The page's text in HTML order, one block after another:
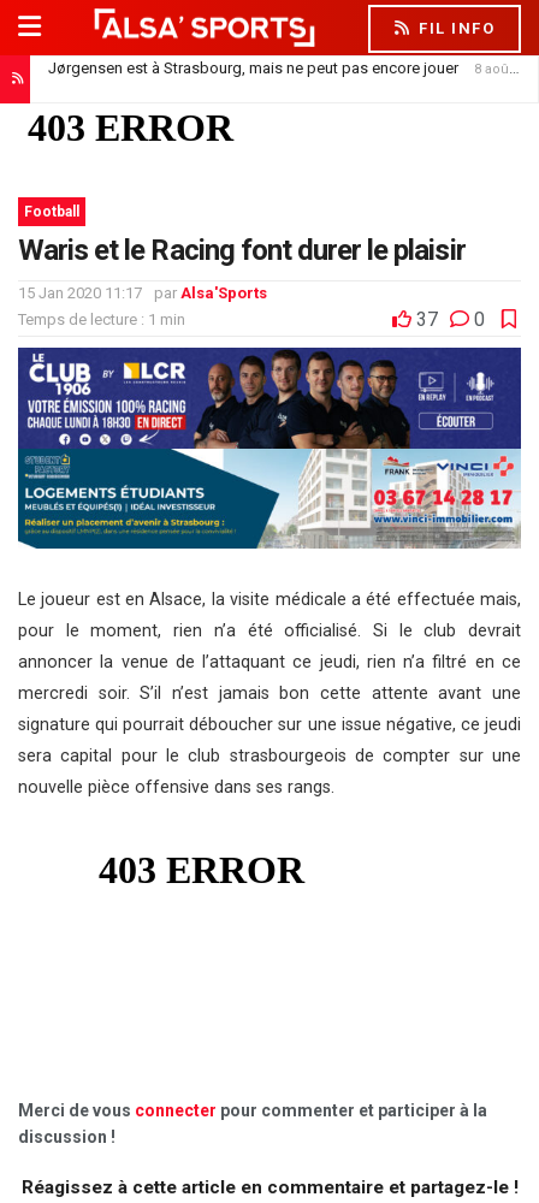
FIL INFO
Jørgensen est à Strasbourg, mais ne peut pas encore jouer 8 août 2026
Football
Waris et le Racing font durer le plaisir
15 Jan 2020 11:17 par Alsa'Sports
Temps de lecture : 1 min
37 0
Le joueur est en Alsace, la visite médicale a été effectuée mais,
pour le moment, rien n’a été officialisé. Si le club devrait
annoncer la venue de l’attaquant ce jeudi, rien n’a filtré en ce
mercredi soir. S’il n’est jamais bon cette attente avant une
signature qui pourrait déboucher sur une issue négative, ce jeudi
sera capital pour le club strasbourgeois de compter sur une
nouvelle pièce offensive dans ses rangs.
Merci de vous connecter pour commenter et participer à la
discussion !
Réagissez à cette article en commentaire et partagez-le !